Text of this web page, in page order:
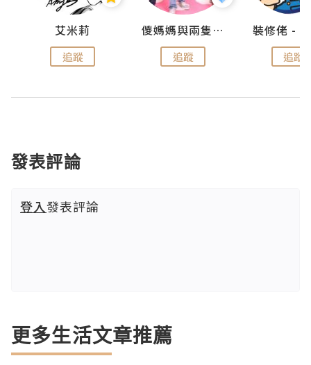
艾米莉
追蹤
儍媽媽與兩隻小魔怪之家
追蹤 追蹤
發表評論
登入發表評論
更多生活文章推薦